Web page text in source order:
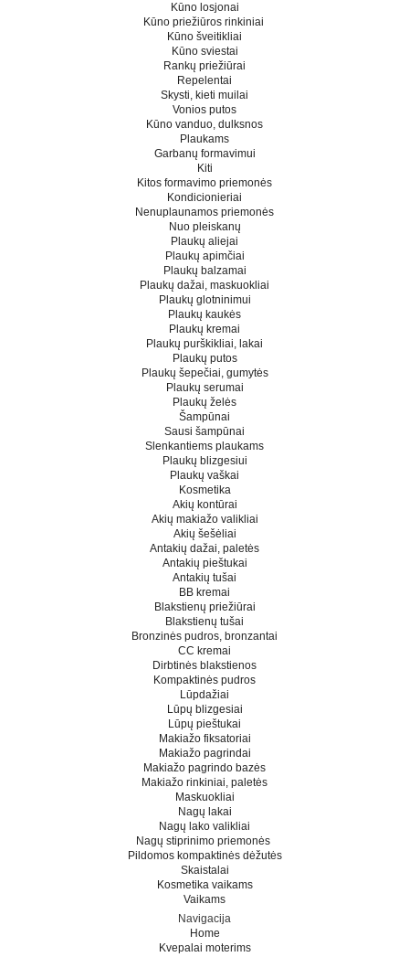
Kūno losjonai
Kūno priežiūros rinkiniai
Kūno šveitikliai
Kūno sviestai
Rankų priežiūrai
Repelentai
Skysti, kieti muilai
Vonios putos
Kūno vanduo, dulksnos
Plaukams
Garbanų formavimui
Kiti
Kitos formavimo priemonės
Kondicionieriai
Nenuplaunamos priemonės
Nuo pleiskanų
Plaukų aliejai
Plaukų apimčiai
Plaukų balzamai
Plaukų dažai, maskuokliai
Plaukų glotninimui
Plaukų kaukės
Plaukų kremai
Plaukų purškikliai, lakai
Plaukų putos
Plaukų šepečiai, gumytės
Plaukų serumai
Plaukų želės
Šampūnai
Sausi šampūnai
Slenkantiems plaukams
Plaukų blizgesiui
Plaukų vaškai
Kosmetika
Akių kontūrai
Akių makiažo valikliai
Akių šešėliai
Antakių dažai, paletės
Antakių pieštukai
Antakių tušai
BB kremai
Blakstienų priežiūrai
Blakstienų tušai
Bronzinės pudros, bronzantai
CC kremai
Dirbtinės blakstienos
Kompaktinės pudros
Lūpdažiai
Lūpų blizgesiai
Lūpų pieštukai
Makiažo fiksatoriai
Makiažo pagrindai
Makiažo pagrindo bazės
Makiažo rinkiniai, paletės
Maskuokliai
Nagų lakai
Nagų lako valikliai
Nagų stiprinimo priemonės
Pildomos kompaktinės dėžutės
Skaistalai
Kosmetika vaikams
Vaikams
Navigacija
Home
Kvepalai moterims